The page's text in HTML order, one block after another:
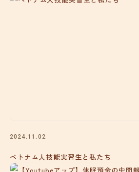
2024.11.02
ベトナム人技能実習生と私たち